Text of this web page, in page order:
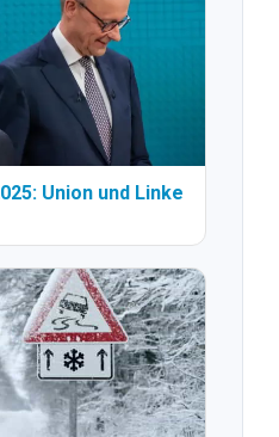
Union und Linke